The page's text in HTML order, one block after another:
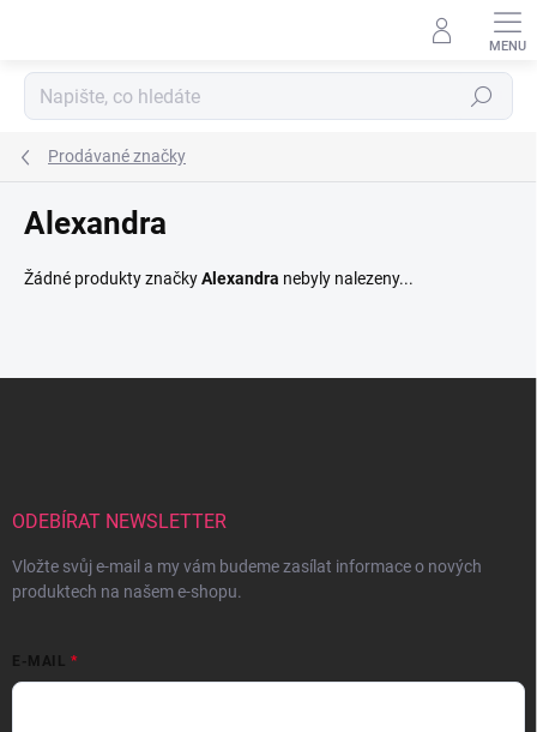
Hledat
Prodávané značky
Alexandra
Žádné produkty značkyAlexandra nebyly nalezeny...
ODEBÍRAT NEWSLETTER
Vložte svůj e-mail a my vám budeme zasílat informace o nových
produktech na našem e-shopu.
E-MAIL